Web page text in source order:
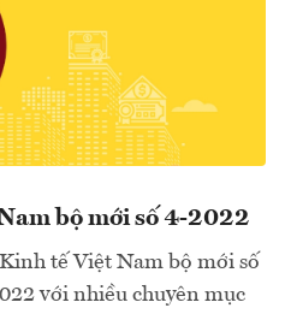
bộ mới số 4-2022
tế Việt Nam bộ mới số
với nhiều chuyên mục